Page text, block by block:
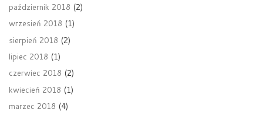
październik 2018 (2)
wrzesień 2018 (1)
sierpień 2018 (2)
lipiec 2018 (1)
czerwiec 2018 (2)
kwiecień 2018 (1)
marzec 2018 (4)